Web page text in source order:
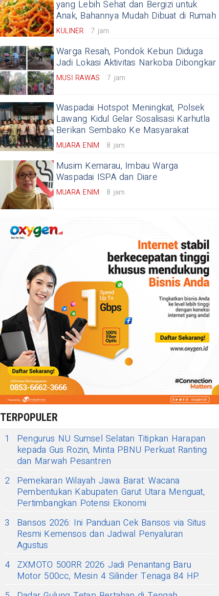
yang Lebih Sehat dan Bergizi untuk
Anak, Bahannya Mudah Dibuat di Rumah
KULINER 7 jam
Warga Resah, Pondok Kebun Diduga
Jadi Lokasi Aktivitas Narkoba Dibongkar
MUSI RAWAS 7 jam
Waspadai Hotspot Meningkat, Polsek
Lawang Kidul Gelar Sosalisasi Karhutla
Berikan Sembako Ke Masyarakat
MUARA ENIM 8 jam
Musim Kemarau, Imbau Warga
Waspadai ISPA dan Diare
MUARA ENIM 8 jam
TERPOPULER
1
Pengurus NU Sumsel Selatan Titipkan Harapan
kepada Gus Rozin, Minta PBNU Perkuat Ranting
dan Marwah Pesantren
2
Pemekaran Wilayah Jawa Barat: Wacana
Pembentukan Kabupaten Garut Utara Menguat,
Pertimbangkan Potensi Ekonomi
3
Bansos 2026: Ini Panduan Cek Bansos via Situs
Resmi Kemensos dan Jadwal Penyaluran
Agustus
4 ZXMOTO 500RR 2026 Jadi Penantang Baru
Motor 500cc, Mesin 4 Silinder Tenaga 84 HP.